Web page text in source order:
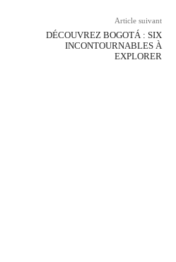
Article suivant
DÉCOUVREZ BOGOTÁ : SIX
INCONTOURNABLES À
EXPLORER